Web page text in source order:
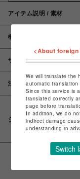
アイテム説明 / 素材
概要
サイズ
注意事項
シェアする
<About
We will translate the
automatic translation
Since this service is
translated correctly
page before
In addition, we do
indirect damage
understanding in
Switch